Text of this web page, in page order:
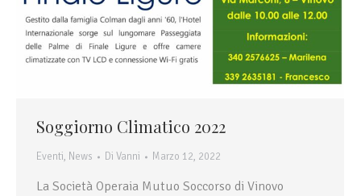
Soggiorno Climatico 2022
Eventi, News Di Vanni Marzo 12, 2022
La Società Operaia Mutuo Soccorso di Vinovo